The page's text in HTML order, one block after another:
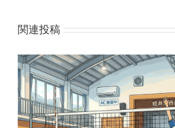
関連投稿